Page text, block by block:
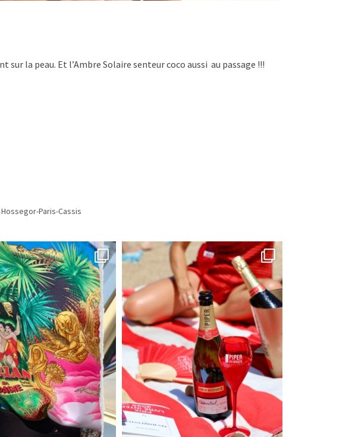
la peau. Et l’Ambre Solaire senteur coco aussi au passage !!!
Hossegor-Paris-Cassis